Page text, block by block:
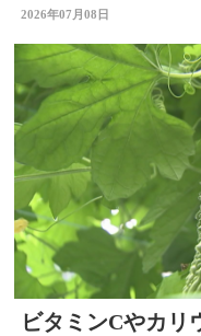
一時交通規制
2026年07月08日
ビタミンCやカ